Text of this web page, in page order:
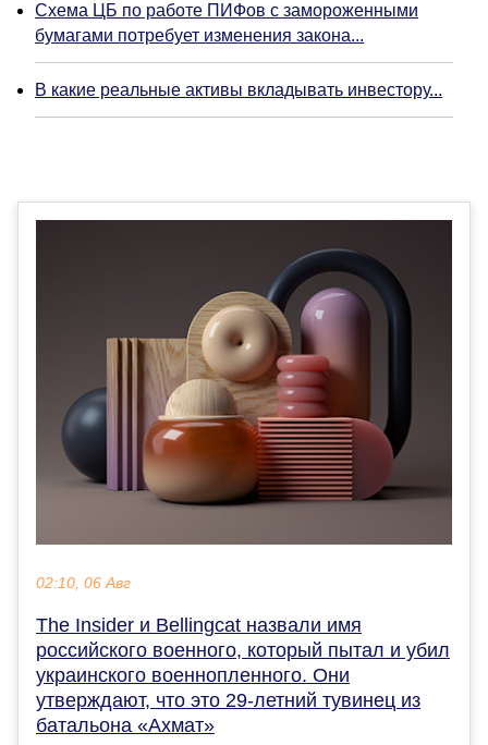
Схема ЦБ по работе ПИФов с замороженными
бумагами потребует изменения закона...
В какие реальные активы вкладывать инвестору...
02:10, 06 Авг
The Insider и Bellingcat назвали имя
российского военного, который пытал и убил
украинского военнопленного. Они
утверждают, что это 29-летний тувинец из
батальона «Ахмат»